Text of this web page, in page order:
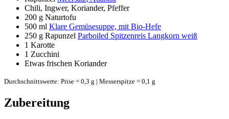
Chili, Ingwer, Koriander, Pfeffer
200 g Naturtofu
500 ml Klare Gemüsesuppe, mit Bio-Hefe
250 g Rapunzel Parboiled Spitzenreis Langkorn weiß
1 Karotte
1 Zucchini
Etwas frischen Koriander
Durchschnittswerte: Prise = 0,3 g | Messerspitze = 0,1 g
Zubereitung